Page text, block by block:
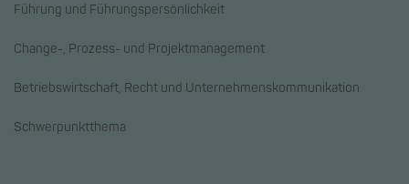
Führung und Führungspersönlichkeit
Change-, Prozess- und Projektmanagement
Betriebswirtschaft, Recht und Unternehmenskommunikation
Schwerpunktthema